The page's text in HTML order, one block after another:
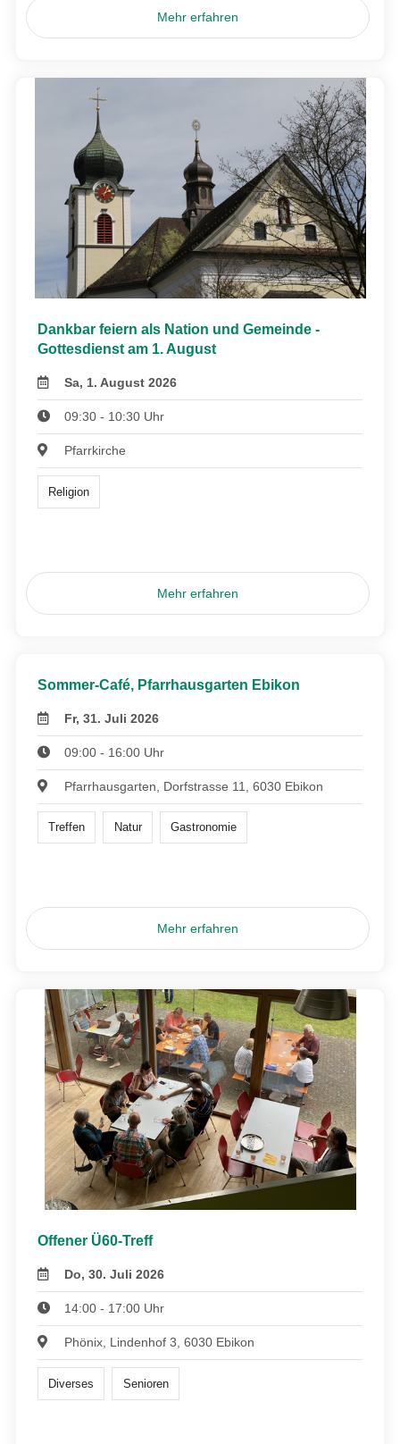
Mehr erfahren
Dankbar feiern als Nation und Gemeinde -
Gottesdienst am 1. August
Sa, 1. August 2026
09:30 - 10:30 Uhr
Pfarrkirche
Religion
Mehr erfahren
Sommer-Café, Pfarrhausgarten Ebikon
Fr, 31. Juli 2026
09:00 - 16:00 Uhr
Pfarrhausgarten, Dorfstrasse 11, 6030 Ebikon
Treffen Natur Gastronomie
Mehr erfahren
Offener Ü60-Treff
Do, 30. Juli 2026
14:00 - 17:00 Uhr
Phönix, Lindenhof 3, 6030 Ebikon
Diverses Senioren